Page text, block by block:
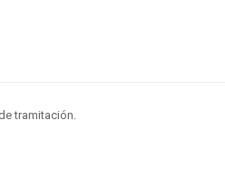
tramitación.